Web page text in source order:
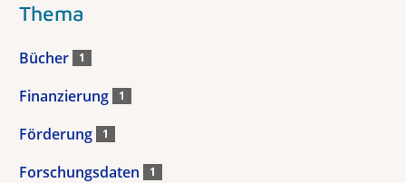
Thema
Bücher 1
Finanzierung 1
Förderung 1
Forschungsdaten 1